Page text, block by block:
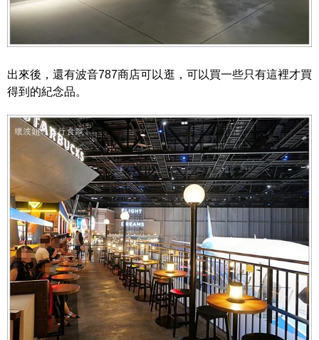
出來後，還有波音787商店可以逛，可以買一些只有這裡才買
得到的紀念品。